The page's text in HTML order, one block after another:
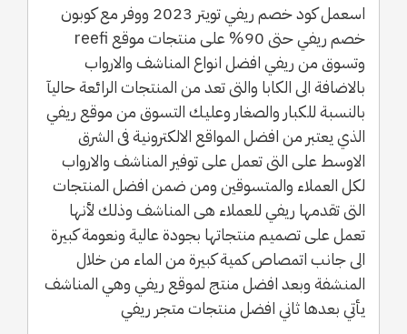
اسعمل كود خصم ريفي تويتر 2023 ووفر مع كوبون
خصم ريفي حتى 90% على منتجات موقع reefi
وتسوق من ريفي افضل انواع المناشف والارواب
بالاضافة الى الكابا والتى تعد من المنتجات الرائعة حاليآ
بالنسبة للكبار والصغار وعليك التسوق من موقع ريفي
الذي يعتبر من افضل المواقع الالكترونية فى الشرق
الاوسط على التى تعمل على توفير المناشف والارواب
لكل العملاء والمتسوقين ومن ضمن افضل المنتجات
التى تقدمها ريفي للعملاء هى المناشف وذلك لأنها
تعمل على تصميم منتجاتها بجودة عالية ونعومة كبيرة
الى جانب اتمصاص كمية كبيرة من الماء من خلال
المنشفة وبعد افضل منتج لموقع ريفي وهي المناشف
يأتي بعدها ثاني افضل منتجات متجر ريفي